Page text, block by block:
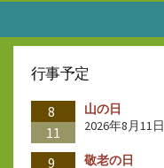
行事予定
8
11
山の日
2026年8月11日
9
敬老の日